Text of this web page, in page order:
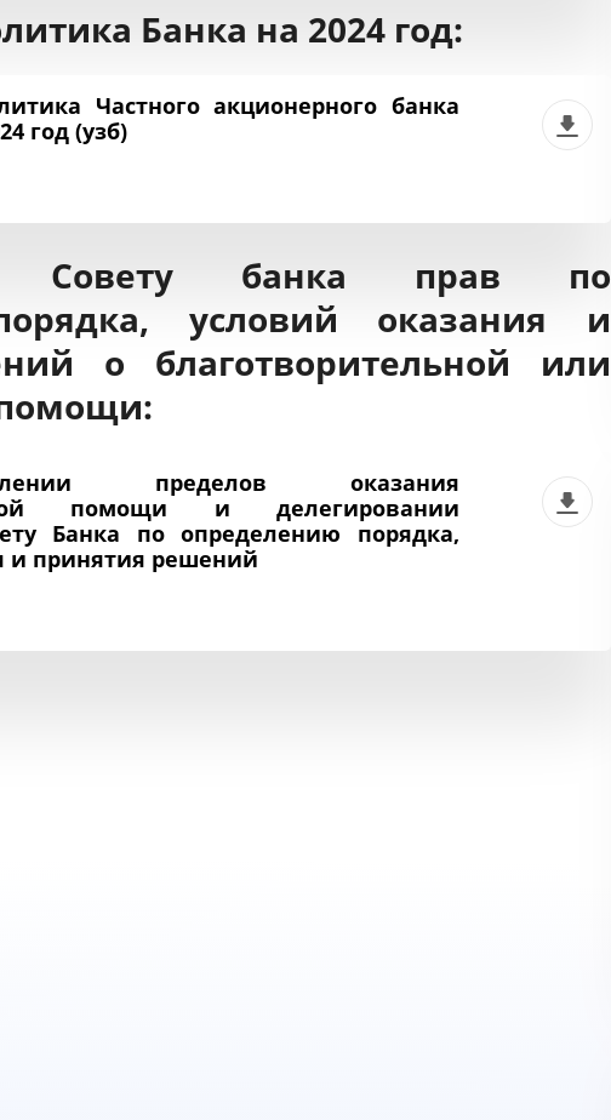
Банка на 2024 год:
Частного акционерного банка
год (узб)
Совету банка прав по
условий оказания и
о благотворительной или
пределов оказания
помощи и делегировании
Банка по определению порядка,
и принятия решений